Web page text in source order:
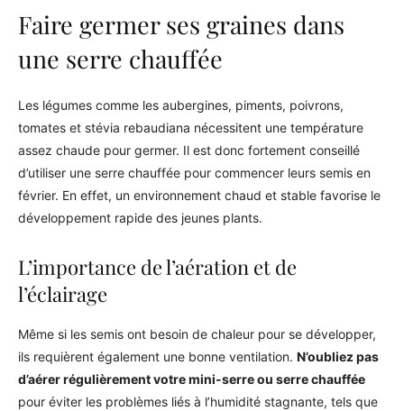
Faire germer ses graines dans
une serre chauffée
Les légumes comme les aubergines, piments, poivrons,
tomates et stévia rebaudiana nécessitent une température
assez chaude pour germer. Il est donc fortement conseillé
d’utiliser une serre chauffée pour commencer leurs semis en
février. En effet, un environnement chaud et stable favorise le
développement rapide des jeunes plants.
L’importance de l’aération et de
l’éclairage
Même si les semis ont besoin de chaleur pour se développer,
ils requièrent également une bonne ventilation. N’oubliez pas
d’aérer régulièrement votre mini-serre ou serre chauffée
pour éviter les problèmes liés à l’humidité stagnante, tels que